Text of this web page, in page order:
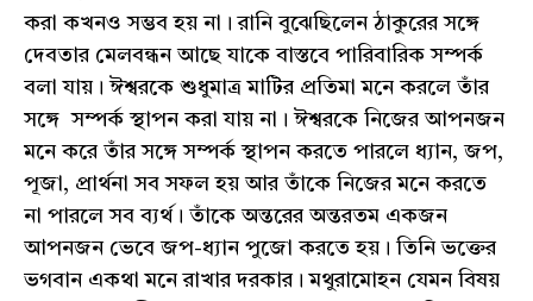
করা কখনও সম্ভব হয় না। রানি বুঝেছিলেন ঠাকুরের সঙ্গে
দেবতার মেলবন্ধন আছে যাকে বাস্তবে পারিবারিক সম্পর্ক
বলা যায়। ঈশ্বরকে শুধুমাত্র মাটির প্রতিমা মনে করলে তাঁর
সঙ্গে সম্পর্ক স্থাপন করা যায় না। ঈশ্বরকে নিজের আপনজন
মনে করে তাঁর সঙ্গে সম্পর্ক স্থাপন করতে পারলে ধ্যান, জপ,
পূজা, প্রার্থনা সব সফল হয় আর তাঁকে নিজের মনে করতে
না পারলে সব ব্যর্থ। তাঁকে অন্তরের অন্তরতম একজন
আপনজন ভেবে জপ-ধ্যান পুজো করতে হয়। তিনি ভক্তের
ভগবান একথা মনে রাখার দরকার। মথুরামোহন যেমন বিষয়